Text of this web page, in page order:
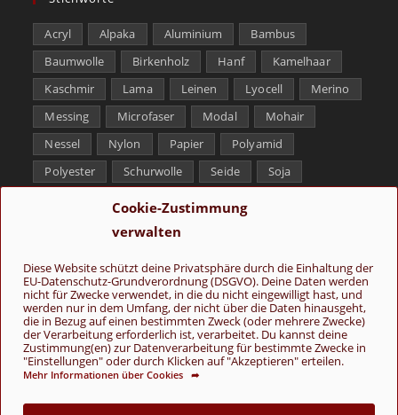
Cookie-Zustimmung
verwalten
Diese Website schützt deine Privatsphäre durch die Einhaltung der
EU-Datenschutz-Grundverordnung (DSGVO). Deine Daten werden
nicht für Zwecke verwendet, in die du nicht eingewilligt hast, und
werden nur in dem Umfang, der nicht über die Daten hinausgeht,
die in Bezug auf einen bestimmten Zweck (oder mehrere Zwecke)
der Verarbeitung erforderlich ist, verarbeitet. Du kannst deine
Zustimmung(en) zur Datenverarbeitung für bestimmte Zwecke in
"Einstellungen" oder durch Klicken auf "Akzeptieren" erteilen.
Mehr Informationen über Cookies ➦
Acryl Alpaka Aluminium
Bambus
Baumwolle
Birkenholz Hanf
Kamelhaar
Kaschmir
Lama Leinen Lyocell
Merino
Messing
Microfaser Modal
Mohair
Nessel
Nylon Papier
Polyamid
Polyester
Schurwolle Seide
Soja
Tencel
Yak
Folge uns